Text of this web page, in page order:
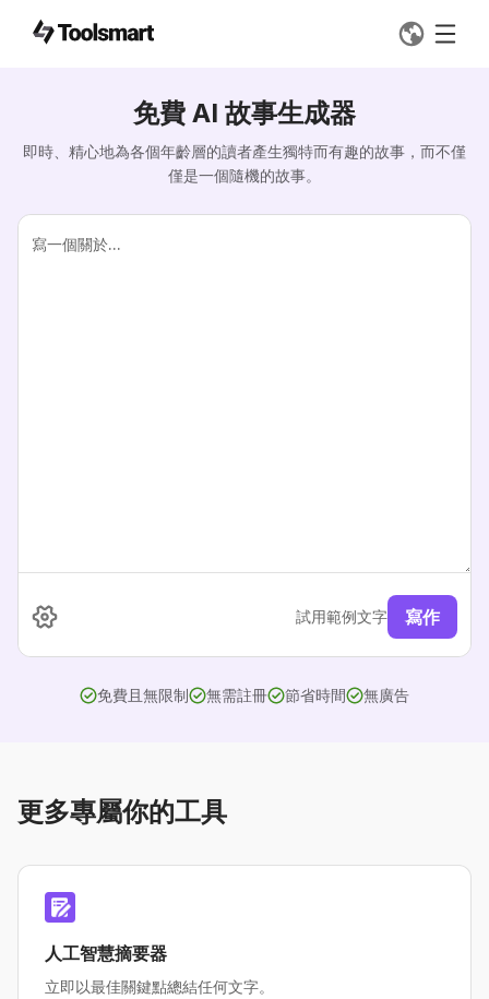
免費 AI 故事生成器
即時、精心地為各個年齡層的讀者產生獨特而有趣的故事，而不僅
僅是一個隨機的故事。
試用範例文字 寫作
免費且無限制 無需註冊 節省時間 無廣告
更多專屬你的工具
人工智慧摘要器
立即以最佳關鍵點總結任何文字。